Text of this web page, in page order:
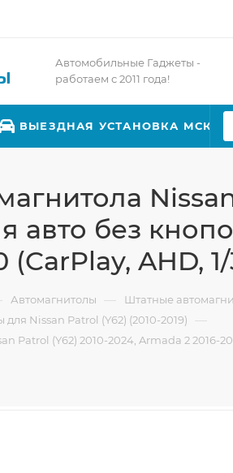
Автомобильные Гаджеты -
работаем с 2011 года!
ВЫЕЗДНАЯ УСТАНОВКА МСК
авто без
AHD, 1/
Автомагнитолы — Штатные
Nissan Patrol (Y62) (2010-2019) —
Patrol (Y62) 2010-2024, Armada 2 2016-